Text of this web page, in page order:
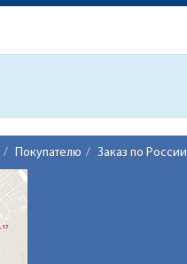
Покупателю Заказ по России